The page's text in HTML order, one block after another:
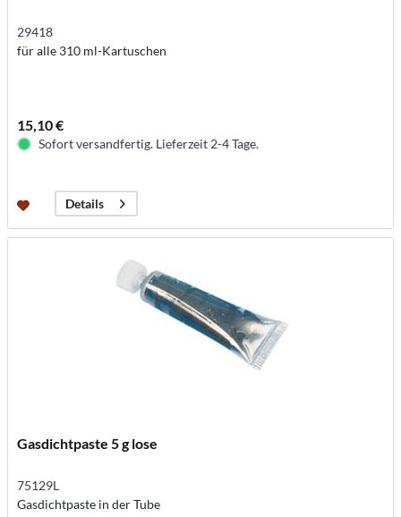
29418
für alle 310 ml-Kartuschen
15,10 €
Sofort versandfertig. Lieferzeit 2-4 Tage.
Details
Gasdichtpaste 5 g lose
75129L
Gasdichtpaste in der Tube